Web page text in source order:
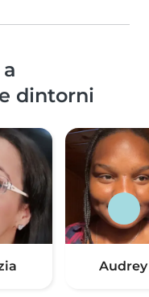
dintorni
Audrey